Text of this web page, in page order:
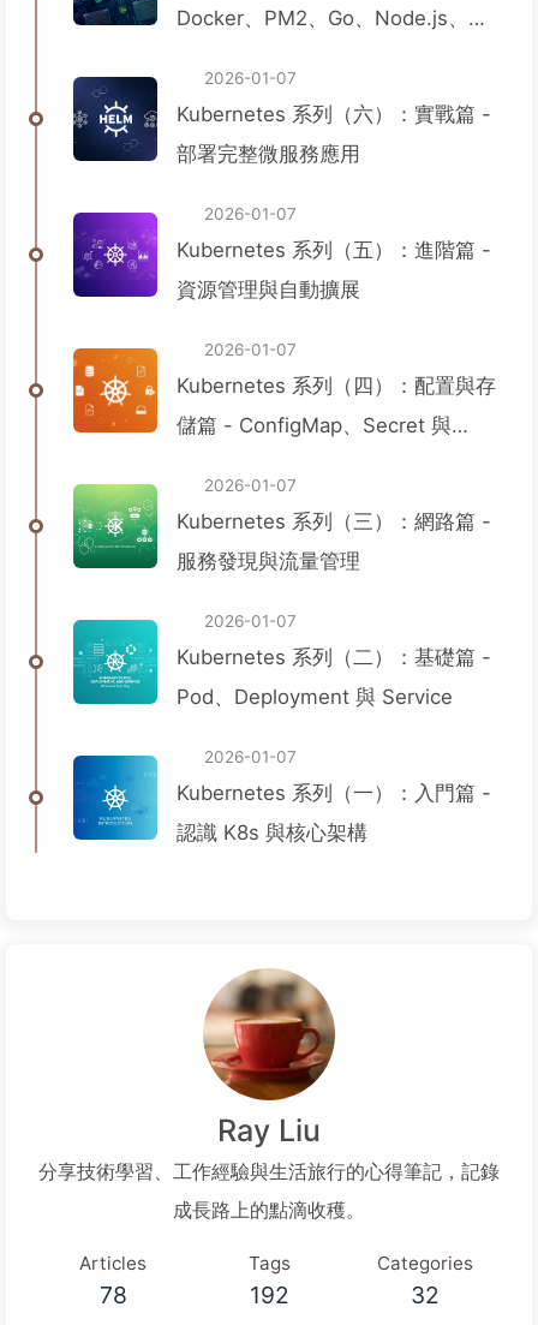
Docker、PM2、Go、Node.js、
2026-01-07
Kubernetes 系列（六）：實戰篇 -
部署完整微服務應用
2026-01-07
Kubernetes 系列（五）：進階篇 -
資源管理與自動擴展
2026-01-07
Kubernetes 系列（四）：配置與存
儲篇 - ConfigMap、Secret 與
2026-01-07
Kubernetes 系列（三）：網路篇 -
服務發現與流量管理
2026-01-07
Kubernetes 系列（二）：基礎篇 -
Pod、Deployment 與 Service
2026-01-07
Kubernetes 系列（一）：入門篇 -
認識 K8s 與核心架構
Ray Liu
分享技術學習、工作經驗與生活旅行的心得筆記，記錄
成長路上的點滴收穫。
Articles
78
Tags
192
Categories
32